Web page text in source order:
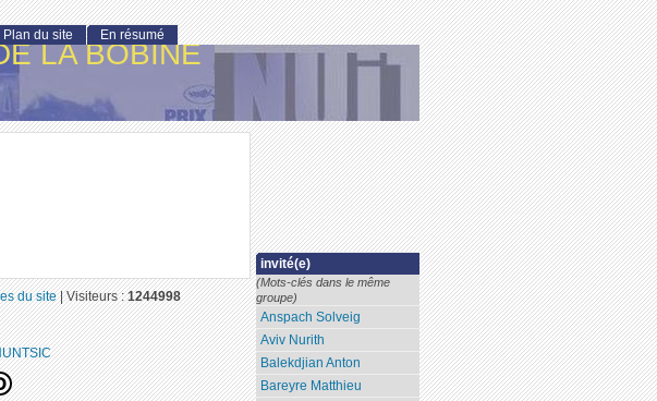
LA BOBINE
invité(e)
(Mots-clés dans le même
groupe)
Anspach Solveig
Aviv Nurith
Balekdjian Anton
Bareyre Matthieu
Plan du site En résumé
du site|Visiteurs :1244998